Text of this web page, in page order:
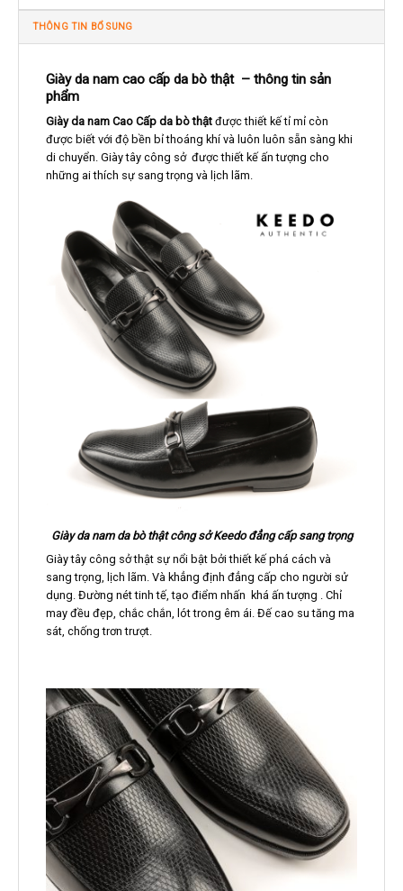
THÔNG TIN BỔ SUNG
Giày da nam cao cấp da bò thật – thông tin sản
phẩm
Giày da nam Cao Cấp da bò thậtđược thiết kế tỉ mỉ còn
được biết với độ bền bỉ thoáng khí và luôn luôn sẵn sàng khi
di chuyển. Giày tây công sở được thiết kế ấn tượng cho
những ai thích sự sang trọng và lịch lãm.
Giày da nam da bò thật công sở Keedo đẳng cấp sang trọng
Giày tây công sở thật sự nổi bật bởi thiết kế phá cách và
sang trọng, lịch lãm. Và khẳng định đẳng cấp cho người sử
dụng. Đường nét tinh tế, tạo điểm nhấn khá ấn tượng . Chỉ
may đều đẹp, chắc chắn, lót trong êm ái. Đế cao su tăng ma
sát, chống trơn trượt.